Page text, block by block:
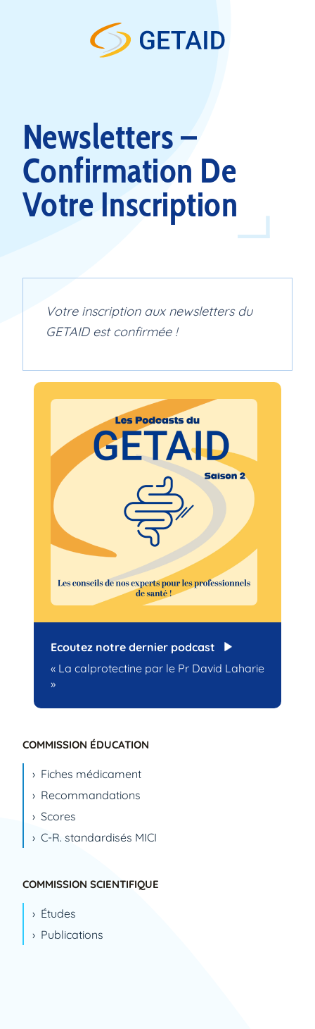
Newsletters –
Confirmation De
Votre Inscription
Votre inscription aux newsletters du
GETAID est confirmée !
Ecoutez notre dernier podcast
« La calprotectine par le Pr David Laharie
»
COMMISSION ÉDUCATION
Fiches médicament
Recommandations
Scores
C-R. standardisés MICI
COMMISSION SCIENTIFIQUE
Études
Publications